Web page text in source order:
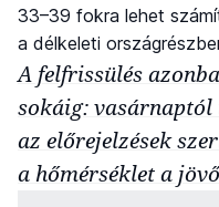
33–39 fokra lehet
a délkeleti
A felfrissülés
sokáig: vasárnaptól
az előrejelzések
a hőmérséklet a